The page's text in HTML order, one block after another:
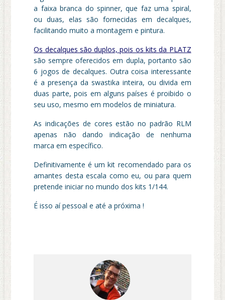
a faixa branca do spinner, que faz uma spiral,
ou duas, elas são fornecidas em decalques,
facilitando muito a montagem e pintura.
Os decalques são duplos, pois os kits da PLATZ
são sempre oferecidos em dupla, portanto são
6 jogos de decalques. Outra coisa interessante
é a presença da swastika inteira, ou divida em
duas parte, pois em alguns países é proibido o
seu uso, mesmo em modelos de miniatura.
As indicações de cores estão no padrão RLM
apenas não dando indicação de nenhuma
marca em específico.
Definitivamente é um kit recomendado para os
amantes desta escala como eu, ou para quem
pretende iniciar no mundo dos kits 1/144.
É isso aí pessoal e até a próxima !